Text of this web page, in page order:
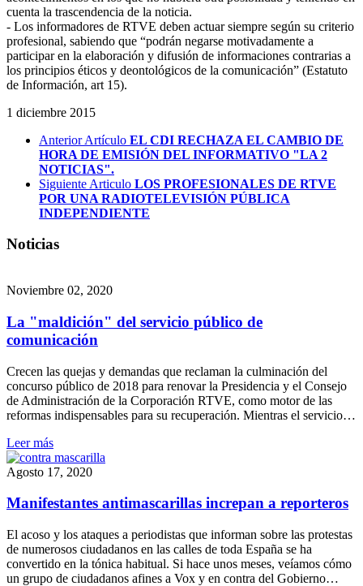
cuenta la trascendencia de la noticia.
- Los informadores de RTVE deben actuar siempre según su criterio
profesional, sabiendo que “podrán negarse motivadamente a
participar en la elaboración y difusión de informaciones contrarias a
los principios éticos y deontológicos de la comunicación” (Estatuto
de Información, art 15).
1 diciembre 2015
Anterior Artículo EL CDI RECHAZA EL CAMBIO DE
HORA DE EMISIÓN DEL INFORMATIVO "LA 2
NOTICIAS".
Siguiente Articulo LOS PROFESIONALES DE RTVE
POR UNA RADIOTELEVISIÓN PÚBLICA
INDEPENDIENTE
Noticias
Noviembre 02, 2020
La "maldición" del servicio público de
comunicación
Crecen las quejas y demandas que reclaman la culminación del
concurso público de 2018 para renovar la Presidencia y el Consejo
de Administración de la Corporación RTVE, como motor de las
reformas indispensables para su recuperación. Mientras el servicio…
Leer más
Agosto 17, 2020
Manifestantes antimascarillas increpan a reporteros
El acoso y los ataques a periodistas que informan sobre las protestas
de numerosos ciudadanos en las calles de toda España se ha
convertido en la tónica habitual. Si hace unos meses, veíamos cómo
un grupo de ciudadanos afines a Vox y en contra del Gobierno…